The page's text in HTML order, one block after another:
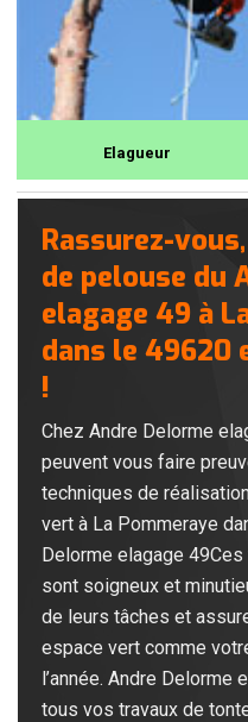
Elagueur
Rassurez-
de pelouse du
elagage 49 à
dans le 49620
!
Chez Andre Delorme
peuvent vous faire
techniques de
vert à La Pommeraye
Delorme elagage
sont soigneux et
de leurs tâches et
espace vert comme
l’année. Andre Delorme
tous vos travaux de